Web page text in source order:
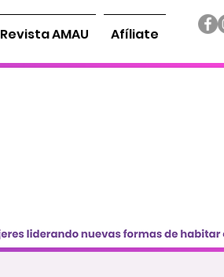
Revista AMAU Afíliate